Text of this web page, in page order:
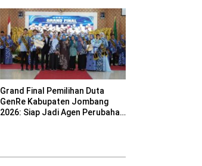
Grand Final Pemilihan Duta
GenRe Kabupaten Jombang
2026: Siap Jadi Agen Perubahan